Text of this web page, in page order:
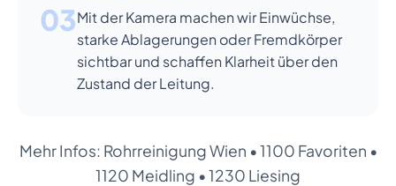
03Mit der Kamera machen wir Einwüchse,
starke Ablagerungen oder Fremdkörper
sichtbar und schaffen Klarheit über den
Zustand der Leitung.
Mehr Infos: Rohrreinigung Wien •1100 Favoriten •
1120 Meidling •1230 Liesing